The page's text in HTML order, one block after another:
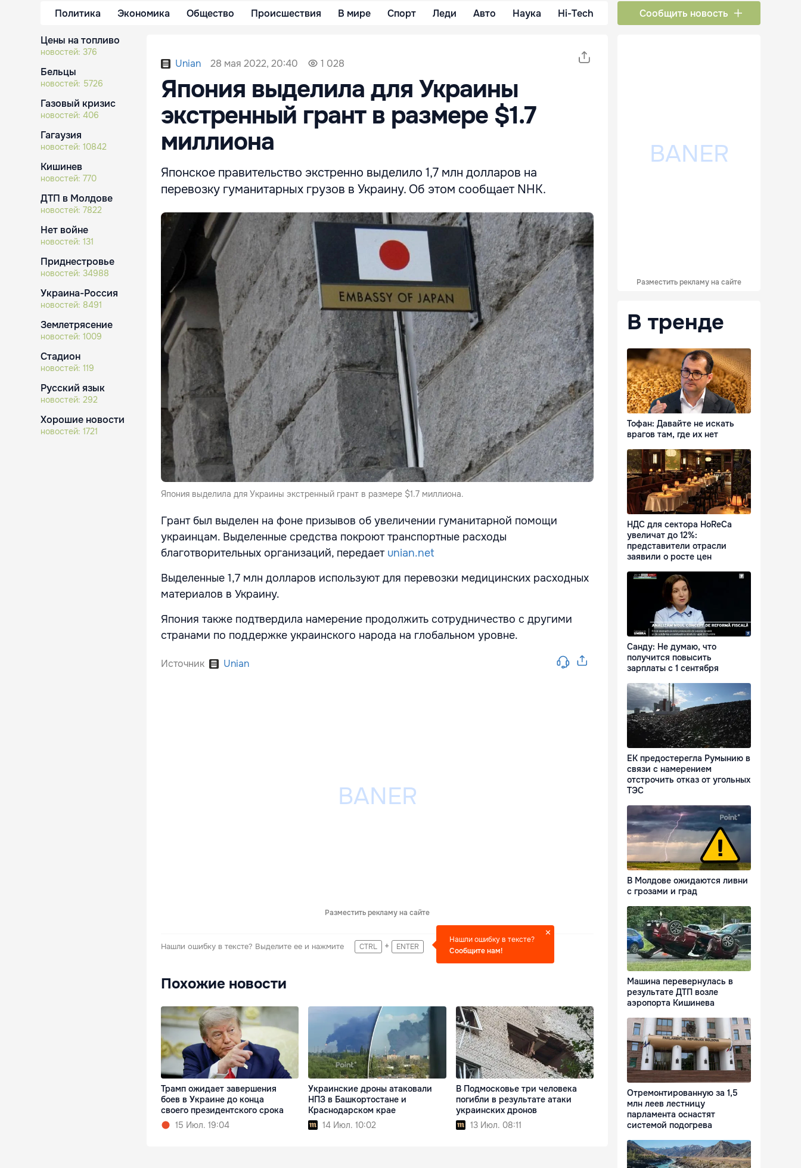
Политика Экономика Общество Происшествия В мире Спорт Леди Авто Наука Hi-Tech Сообщить новость
Цены на топливо
новостей: 376
Бельцы
новостей: 5726
Газовый кризис
новостей: 406
Гагаузия
новостей: 10842
Кишинев
новостей: 770
ДТП в Молдове
новостей: 7822
Нет войне
новостей: 131
Приднестровье
новостей: 34988
Украина-Россия
новостей: 8491
Землетрясение
новостей: 1009
Стадион
новостей: 119
Русский язык
новостей: 292
Хорошие новости
новостей: 1721
Unian 28 мая 2022, 20:40 1 028
Япония выделила для Украины
экстренный грант в размере $1.7
миллиона
Японское правительство экстренно выделило 1,7 млн долларов на
перевозку гуманитарных грузов в Украину. Об этом сообщает NHK.
Япония выделила для Украины экстренный грант в размере $1.7 миллиона.
Грант был выделен на фоне призывов об увеличении гуманитарной помощи
украинцам. Выделенные средства покроют транспортные расходы
благотворительных организаций, передает unian.net
Выделенные 1,7 млн долларов используют для перевозки медицинских расходных
материалов в Украину.
Япония также подтвердила намерение продолжить сотрудничество с другими
странами по поддержке украинского народа на глобальном уровне.
Источник Unian
Разместить рекламу на сайте
Нашли ошибку в тексте? Выделите ее и нажмите CTRL + ENTER
Нашли ошибку в тексте?
Сообщите нам!
Похожие новости
Трамп ожидает завершения
боев в Украине до конца
своего президентского срока
15 Июл. 19:04
Украинские дроны атаковали
НПЗ в Башкортостане и
Краснодарском крае
14 Июл. 10:02
В Подмосковье три человека
погибли в результате атаки
украинских дронов
13 Июл. 08:11
Разместить рекламу на сайте
В тренде
Тофан: Давайте не искать
врагов там, где их нет
НДС для сектора HoReCa
увеличат до 12%:
представители отрасли
заявили о росте цен
Санду: Не думаю, что
получится повысить
зарплаты с 1 сентября
ЕК предостерегла Румынию в
связи с намерением
отстрочить отказ от угольных
ТЭС
В Молдове ожидаются ливни
с грозами и град
Машина перевернулась в
результате ДТП возле
аэропорта Кишинева
Отремонтированную за 1,5
млн леев лестницу
парламента оснастят
системой подогрева